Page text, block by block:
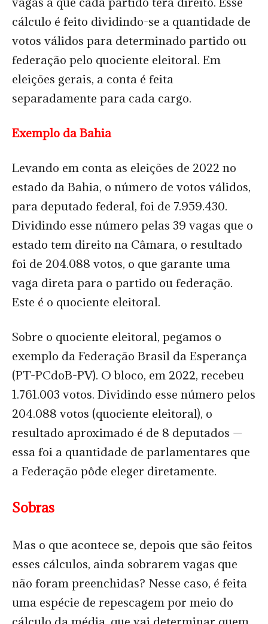
cálculo é feito dividindo-se a quantidade de
votos válidos para determinado partido ou
federação pelo quociente eleitoral. Em
eleições gerais, a conta é feita
separadamente para cada cargo.
Exemplo da Bahia
Levando em conta as eleições de 2022 no
estado da Bahia, o número de votos válidos,
para deputado federal, foi de 7.959.430.
Dividindo esse número pelas 39 vagas que o
estado tem direito na Câmara, o resultado
foi de 204.088 votos, o que garante uma
vaga direta para o partido ou federação.
Este é o quociente eleitoral.
Sobre o quociente eleitoral, pegamos o
exemplo da Federação Brasil da Esperança
(PT-PCdoB-PV). O bloco, em 2022, recebeu
1.761.003 votos. Dividindo esse número pelos
204.088 votos (quociente eleitoral), o
resultado aproximado é de 8 deputados —
essa foi a quantidade de parlamentares que
a Federação pôde eleger diretamente.
Sobras
Mas o que acontece se, depois que são feitos
esses cálculos, ainda sobrarem vagas que
não foram preenchidas? Nesse caso, é feita
uma espécie de repescagem por meio do